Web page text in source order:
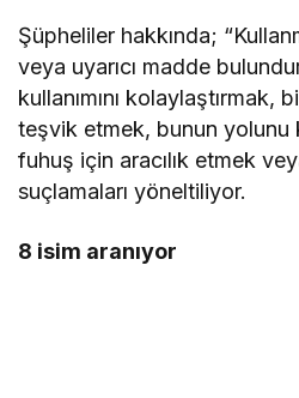
Şüpheliler hakkında;
veya uyarıcı madde
kullanımını kolaylaştırmak,
teşvik etmek, bunun yolunu
fuhuş için aracılık etmek
suçlamaları yöneltiliyor.
8 isim aranıyor